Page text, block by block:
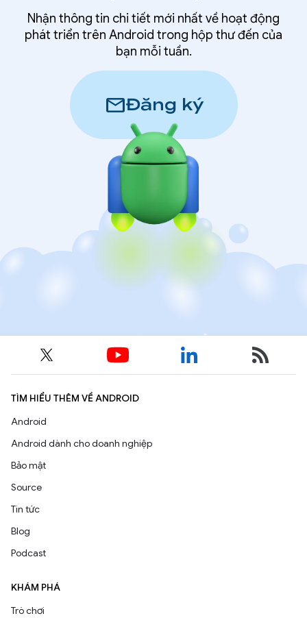
Nhận thông tin chi tiết mới nhất về hoạt động
phát triển trên Android trong hộp thư đến của
bạn mỗi tuần.
mailĐăng ký
TÌM HIỂU THÊM VỀ ANDROID
Android
Android dành cho doanh nghiệp
Bảo mật
Source
Tin tức
Blog
Podcast
KHÁM PHÁ
Trò chơi